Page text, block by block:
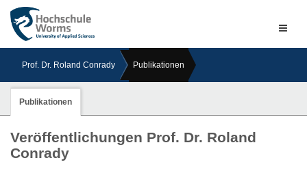
Prof. Dr. Roland Conrady Publikationen
Publikationen
Veröffentlichungen Prof. Dr. Roland
Conrady